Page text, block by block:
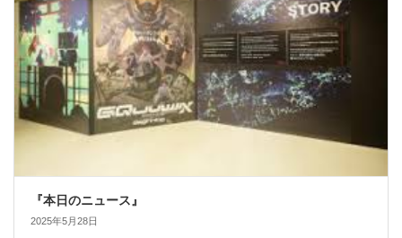
『本日のニュース』
2025年5月28日